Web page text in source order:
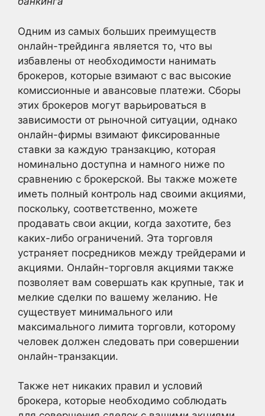
Одним из самых больших преимуществ
онлайн-трейдинга является то, что вы
избавлены от необходимости нанимать
брокеров, которые взимают с вас высокие
комиссионные и авансовые платежи. Сборы
этих брокеров могут варьироваться в
зависимости от рыночной ситуации, однако
онлайн-фирмы взимают фиксированные
ставки за каждую транзакцию, которая
номинально доступна и намного ниже по
сравнению с брокерской. Вы также можете
иметь полный контроль над своими акциями,
поскольку, соответственно, можете
продавать свои акции, когда захотите, без
каких-либо ограничений. Эта торговля
устраняет посредников между трейдерами и
акциями. Онлайн-торговля акциями также
позволяет вам совершать как крупные, так и
мелкие сделки по вашему желанию. Не
существует минимального или
максимального лимита торговли, которому
человек должен следовать при совершении
онлайн-транзакции.
Также нет никаких правил и условий
брокера, которые необходимо соблюдать